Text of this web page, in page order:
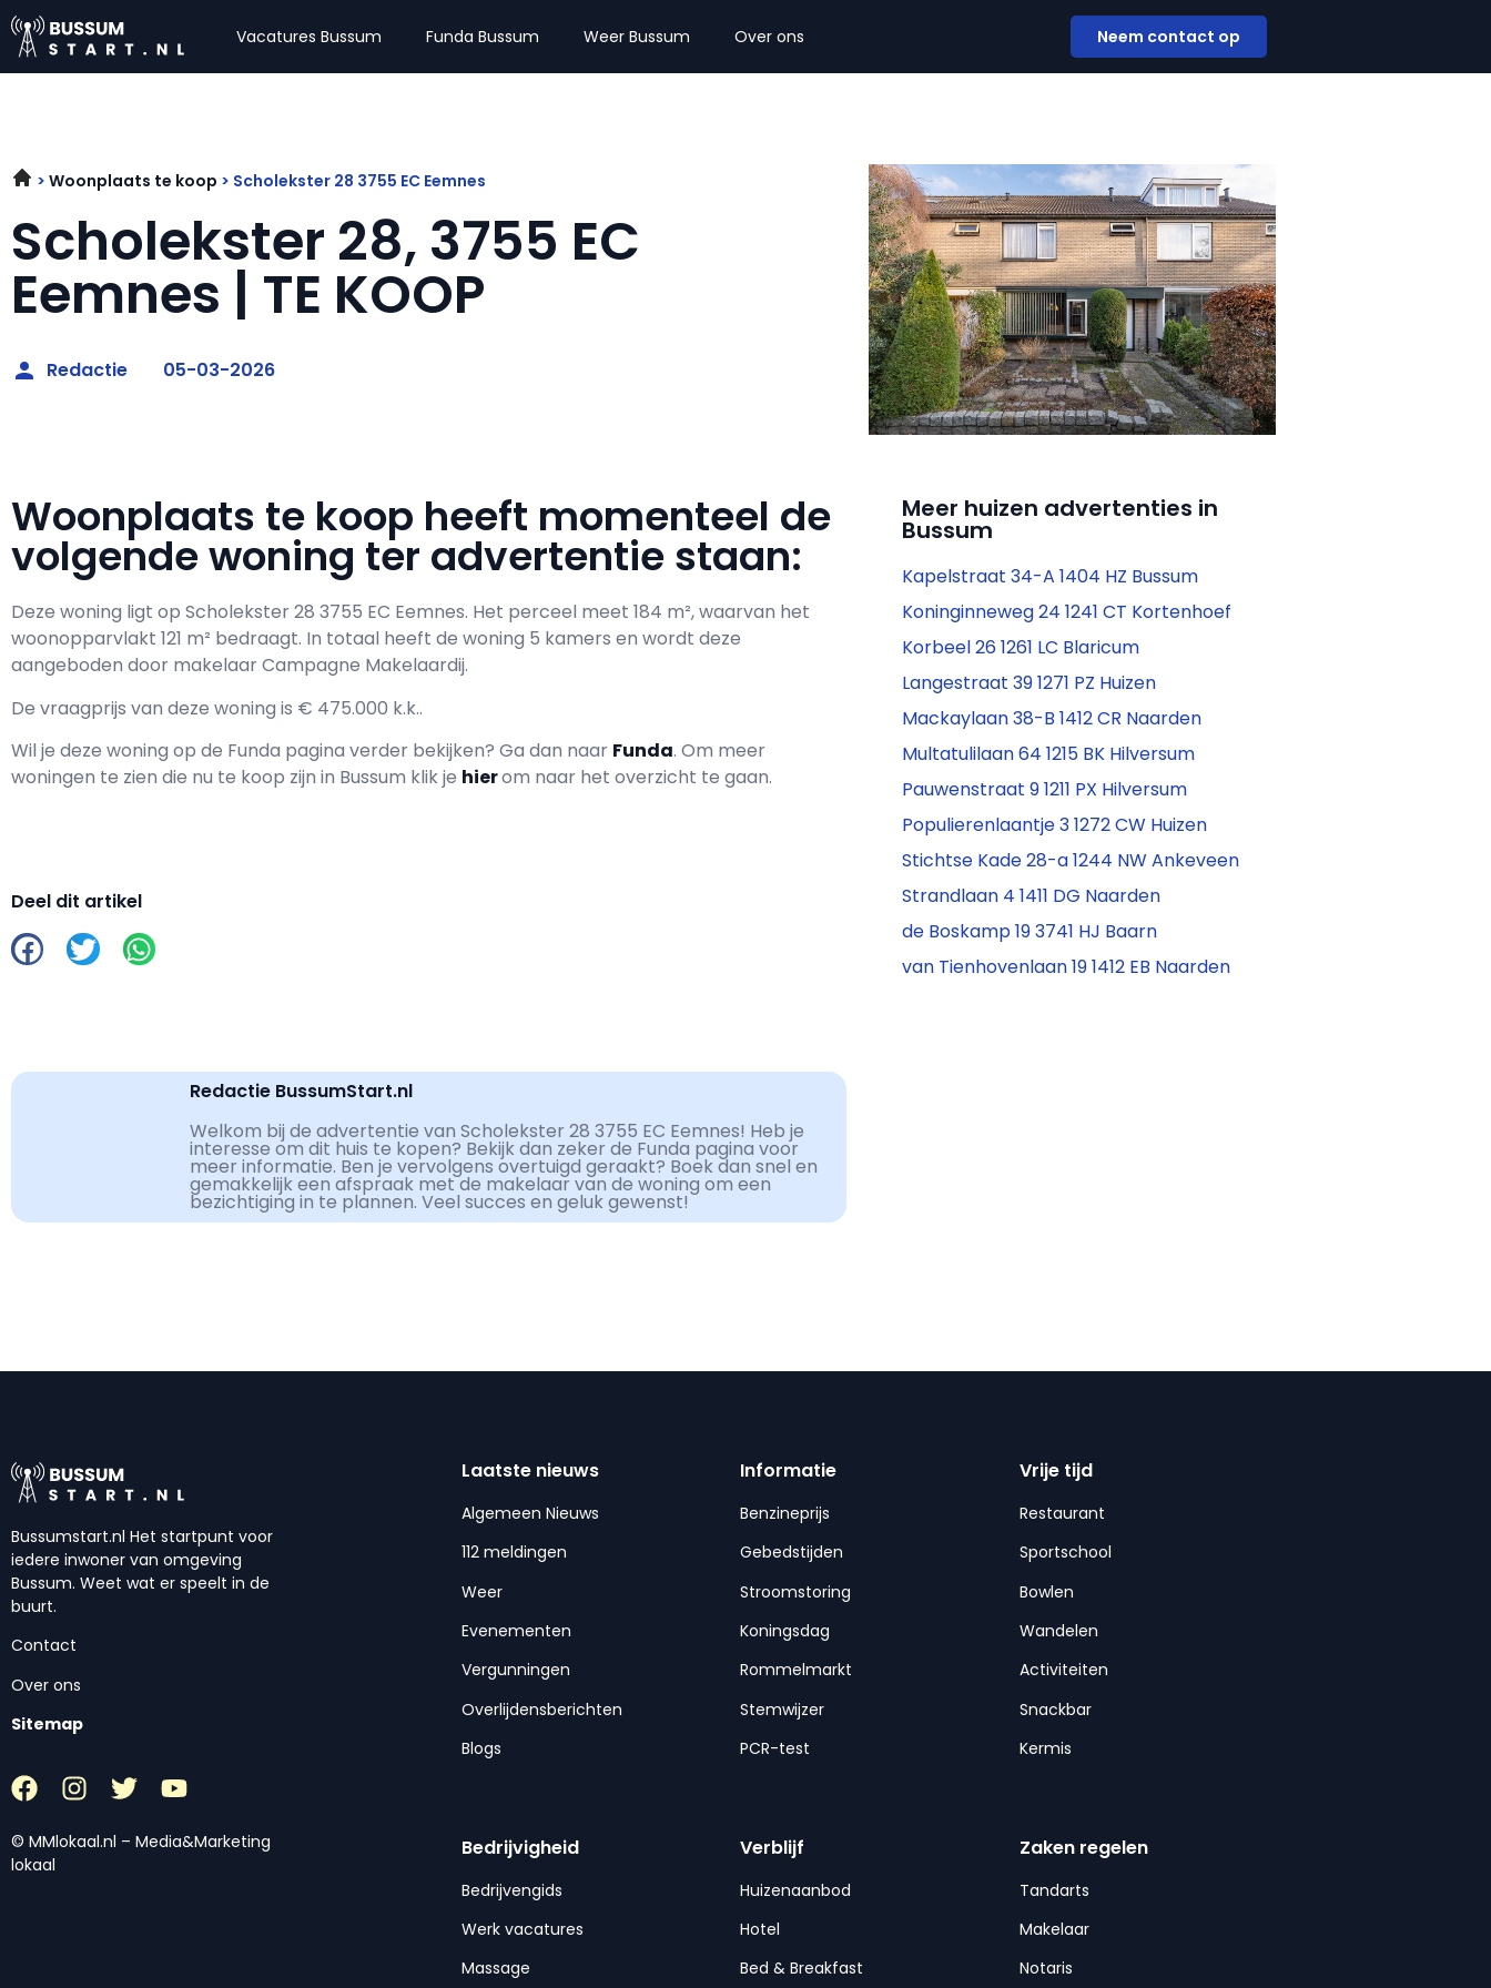
Vacatures Bussum Funda Bussum Weer Bussum Over ons Neem contact op
Woonplaats te koop Scholekster 28 3755 EC Eemnes
Scholekster 28, 3755 EC
Eemnes | TE KOOP
Redactie 05-03-2026
Woonplaats te koop heeft momenteel de
volgende woning ter advertentie staan:
Deze woning ligt op Scholekster 28 3755 EC Eemnes. Het perceel meet 184 m², waarvan het
woonopparvlakt 121 m² bedraagt. In totaal heeft de woning 5 kamers en wordt deze
aangeboden door makelaar Campagne Makelaardij.
De vraagprijs van deze woning is € 475.000 k.k..
Wil je deze woning op de Funda pagina verder bekijken? Ga dan naar Funda. Om meer
woningen te zien die nu te koop zijn in Bussum klik je hierom naar het overzicht te gaan.
Deel dit artikel
Redactie BussumStart.nl
Welkom bij de advertentie van Scholekster 28 3755 EC Eemnes! Heb je
interesse om dit huis te kopen? Bekijk dan zeker de Funda pagina voor
meer informatie. Ben je vervolgens overtuigd geraakt? Boek dan snel en
gemakkelijk een afspraak met de makelaar van de woning om een
bezichtiging in te plannen. Veel succes en geluk gewenst!
Meer huizen advertenties in
Bussum
Kapelstraat 34-A 1404 HZ Bussum
Koninginneweg 24 1241 CT Kortenhoef
Korbeel 26 1261 LC Blaricum
Langestraat 39 1271 PZ Huizen
Mackaylaan 38-B 1412 CR Naarden
Multatulilaan 64 1215 BK Hilversum
Pauwenstraat 9 1211 PX Hilversum
Populierenlaantje 3 1272 CW Huizen
Stichtse Kade 28-a 1244 NW Ankeveen
Strandlaan 4 1411 DG Naarden
de Boskamp 19 3741 HJ Baarn
van Tienhovenlaan 19 1412 EB Naarden
Bussumstart.nl Het startpunt voor
iedere inwoner van omgeving
Bussum. Weet wat er speelt in de
buurt.
Contact
Over ons
Sitemap
© MMlokaal.nl – Media&Marketing
lokaal
Laatste nieuws
Algemeen Nieuws
112 meldingen
Weer
Evenementen
Vergunningen
Overlijdensberichten
Blogs
Informatie
Benzineprijs
Gebedstijden
Stroomstoring
Koningsdag
Rommelmarkt
Stemwijzer
PCR-test
Vrije tijd
Restaurant
Sportschool
Bowlen
Wandelen
Activiteiten
Snackbar
Kermis
Bedrijvigheid
Bedrijvengids
Werk vacatures
Massage
Verblijf
Huizenaanbod
Hotel
Bed & Breakfast
Zaken regelen
Tandarts
Makelaar
Notaris